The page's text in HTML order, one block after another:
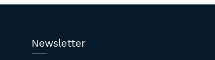
Newsletter